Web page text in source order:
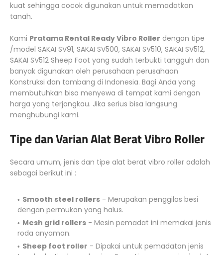
kuat sehingga cocok digunakan untuk memadatkan
tanah.
Kami Pratama Rental Ready Vibro Roller dengan tipe
/model SAKAI SV91, SAKAI SV500, SAKAI SV510, SAKAI SV512,
SAKAI SV512 Sheep Foot yang sudah terbukti tangguh dan
banyak digunakan oleh perusahaan perusahaan
Konstruksi dan tambang di Indonesia. Bagi Anda yang
membutuhkan bisa menyewa di tempat kami dengan
harga yang terjangkau. Jika serius bisa langsung
menghubungi kami.
Tipe dan Varian Alat Berat Vibro Roller
Secara umum, jenis dan tipe alat berat vibro roller adalah
sebagai berikut ini :
Smooth steel rollers - Merupakan penggilas besi
dengan permukan yang halus.
Mesh grid rollers - Mesin pemadat ini memakai jenis
roda anyaman.
Sheep foot roller - Dipakai untuk pemadatan jenis